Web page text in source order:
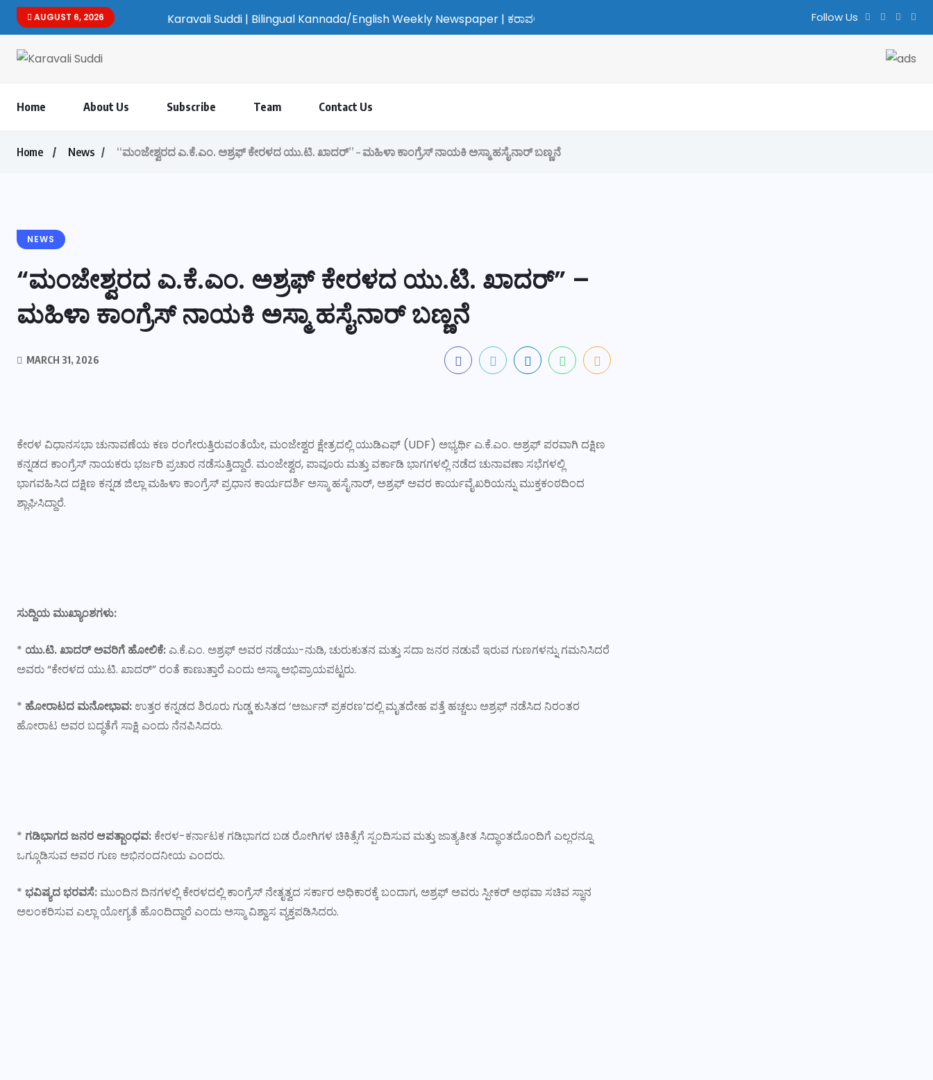
AUGUST 6, 2026 Karavali Suddi | Bilingual Kannada/English Weekly Newspaper | ಕರಾವಳಿ ಸುದ್ದಿ - ಅರವಿನತ್ತ ನಮ್ಮ ಚಿತ್ತ Follow Us
Home About Us Subscribe Team Contact Us
Home News “ಮಂಜೇಶ್ವರದ ಎ.ಕೆ.ಎಂ. ಅಶ್ರಫ್ ಕೇರಳದ ಯು.ಟಿ. ಖಾದರ್” – ಮಹಿಳಾ ಕಾಂಗ್ರೆಸ್ ನಾಯಕಿ ಅಸ್ಮಾ ಹಸೈನಾರ್ ಬಣ್ಣನೆ
NEWS
“ಮಂಜೇಶ್ವರದ ಎ.ಕೆ.ಎಂ. ಅಶ್ರಫ್ ಕೇರಳದ ಯು.ಟಿ. ಖಾದರ್” –
ಮಹಿಳಾ ಕಾಂಗ್ರೆಸ್ ನಾಯಕಿ ಅಸ್ಮಾ ಹಸೈನಾರ್ ಬಣ್ಣನೆ
MARCH 31, 2026
ಕೇರಳ ವಿಧಾನಸಭಾ ಚುನಾವಣೆಯ ಕಣ ರಂಗೇರುತ್ತಿರುವಂತೆಯೇ, ಮಂಜೇಶ್ವರ ಕ್ಷೇತ್ರದಲ್ಲಿ ಯುಡಿಎಫ್ (UDF) ಅಭ್ಯರ್ಥಿ ಎ.ಕೆ.ಎಂ. ಅಶ್ರಫ್ ಪರವಾಗಿ ದಕ್ಷಿಣ
ಕನ್ನಡದ ಕಾಂಗ್ರೆಸ್ ನಾಯಕರು ಭರ್ಜರಿ ಪ್ರಚಾರ ನಡೆಸುತ್ತಿದ್ದಾರೆ. ಮಂಜೇಶ್ವರ, ಪಾವೂರು ಮತ್ತು ವರ್ಕಾಡಿ ಭಾಗಗಳಲ್ಲಿ ನಡೆದ ಚುನಾವಣಾ ಸಭೆಗಳಲ್ಲಿ
ಭಾಗವಹಿಸಿದ ದಕ್ಷಿಣ ಕನ್ನಡ ಜಿಲ್ಲಾ ಮಹಿಳಾ ಕಾಂಗ್ರೆಸ್ ಪ್ರಧಾನ ಕಾರ್ಯದರ್ಶಿ ಅಸ್ಮಾ ಹಸೈನಾರ್, ಅಶ್ರಫ್ ಅವರ ಕಾರ್ಯವೈಖರಿಯನ್ನು ಮುಕ್ತಕಂಠದಿಂದ
ಶ್ಲಾಘಿಸಿದ್ದಾರೆ.
ಸುದ್ದಿಯ ಮುಖ್ಯಾಂಶಗಳು:
* ಯು.ಟಿ. ಖಾದರ್ ಅವರಿಗೆ ಹೋಲಿಕೆ:ಎ.ಕೆ.ಎಂ. ಅಶ್ರಫ್ ಅವರ ನಡೆಯು-ನುಡಿ, ಚುರುಕುತನ ಮತ್ತು ಸದಾ ಜನರ ನಡುವೆ ಇರುವ ಗುಣಗಳನ್ನು ಗಮನಿಸಿದರೆ
ಅವರು “ಕೇರಳದ ಯು.ಟಿ. ಖಾದರ್” ರಂತೆ ಕಾಣುತ್ತಾರೆ ಎಂದು ಅಸ್ಮಾ ಅಭಿಪ್ರಾಯಪಟ್ಟರು.
* ಹೋರಾಟದ ಮನೋಭಾವ: ಉತ್ತರ ಕನ್ನಡದ ಶಿರೂರು ಗುಡ್ಡ ಕುಸಿತದ ‘ಅರ್ಜುನ್ ಪ್ರಕರಣ’ದಲ್ಲಿ ಮೃತದೇಹ ಪತ್ತೆ ಹಚ್ಚಲು ಅಶ್ರಫ್ ನಡೆಸಿದ ನಿರಂತರ
ಹೋರಾಟ ಅವರ ಬದ್ಧತೆಗೆ ಸಾಕ್ಷಿ ಎಂದು ನೆನಪಿಸಿದರು.
* ಗಡಿಭಾಗದ ಜನರ ಆಪತ್ಬಾಂಧವ: ಕೇರಳ-ಕರ್ನಾಟಕ ಗಡಿಭಾಗದ ಬಡ ರೋಗಿಗಳ ಚಿಕಿತ್ಸೆಗೆ ಸ್ಪಂದಿಸುವ ಮತ್ತು ಜಾತ್ಯತೀತ ಸಿದ್ಧಾಂತದೊಂದಿಗೆ ಎಲ್ಲರನ್ನೂ
ಒಗ್ಗೂಡಿಸುವ ಅವರ ಗುಣ ಅಭಿನಂದನೀಯ ಎಂದರು.
* ಭವಿಷ್ಯದ ಭರವಸೆ: ಮುಂದಿನ ದಿನಗಳಲ್ಲಿ ಕೇರಳದಲ್ಲಿ ಕಾಂಗ್ರೆಸ್ ನೇತೃತ್ವದ ಸರ್ಕಾರ ಅಧಿಕಾರಕ್ಕೆ ಬಂದಾಗ, ಅಶ್ರಫ್ ಅವರು ಸ್ಪೀಕರ್ ಅಥವಾ ಸಚಿವ ಸ್ಥಾನ
ಅಲಂಕರಿಸುವ ಎಲ್ಲಾ ಯೋಗ್ಯತೆ ಹೊಂದಿದ್ದಾರೆ ಎಂದು ಅಸ್ಮಾ ವಿಶ್ವಾಸ ವ್ಯಕ್ತಪಡಿಸಿದರು.